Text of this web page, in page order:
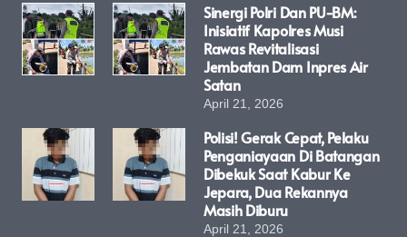
Sinergi Polri Dan PU-BM:
Inisiatif Kapolres Musi
Rawas Revitalisasi
Jembatan Dam Inpres Air
Satan
April 21, 2026
Polisi! Gerak Cepat, Pelaku
Penganiayaan Di Batangan
Dibekuk Saat Kabur Ke
Jepara, Dua Rekannya
Masih Diburu
April 21, 2026